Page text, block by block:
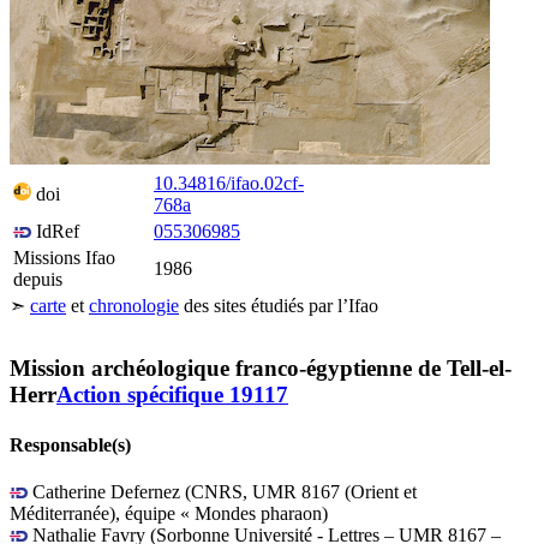
doi
10.34816/ifao.02cf-
768a
IdRef
055306985
Missions Ifao
depuis
1986
Tanis
Tell el-Herr
−
➣ carte etchronologie des sites étudiés par l’Ifao
Mission archéologique franco-égyptienne de Tell-el-
HerrAction spécifique 19117
Responsable(s)
Catherine Defernez (CNRS, UMR 8167 (Orient et
Méditerranée), équipe « Mondes pharaon)
Nathalie Favry (Sorbonne Université - Lettres – UMR 8167 –